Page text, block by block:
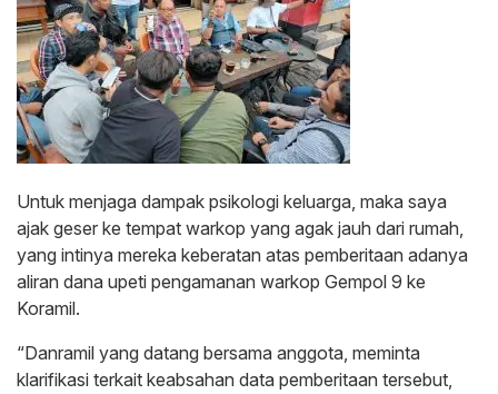
Untuk menjaga dampak psikologi keluarga, maka saya
ajak geser ke tempat warkop yang agak jauh dari rumah,
yang intinya mereka keberatan atas pemberitaan adanya
aliran dana upeti pengamanan warkop Gempol 9 ke
Koramil.
“Danramil yang datang bersama anggota, meminta
klarifikasi terkait keabsahan data pemberitaan tersebut,